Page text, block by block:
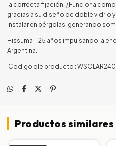
la correcta fijación. ¿Funciona
gracias a su diseño de doble vidrio
instalar en pérgolas, generando
Hissuma – 25 años impulsando la
Argentina.
Codigo dle producto :
Productos similares